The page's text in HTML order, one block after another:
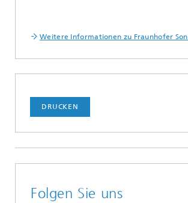
Weitere Informationen zu Fraunhofer
DRUCKEN
Folgen Sie uns